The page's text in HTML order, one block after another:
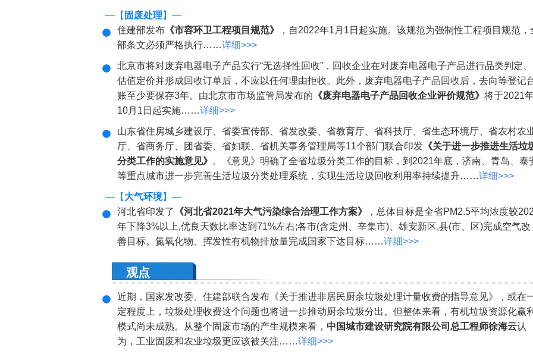
—【 固废处理 】—
住建部发布 《市容环卫工程项目规范》
，自2022年1月1日起实施。该规范为强制性工程项目规范，
部条文必须严格执行……详细>>>
北京市将对废弃电器电子产品实行“无选择性回收”，回收企业在对废弃电器电子产品进行品类判定、
估值定价并形成回收订单后，不应以任何理由拒收。此外，废弃电器电子产品回收后，去向等登记
账至少要保存3年。由北京市市场监管局发布的 《废弃电器电子产品回收企业评价规范》 将于2021
10月1日起实施……详细>>>
山东省住房城乡建设厅、省委宣传部、省发改委、省教育厅、省科技厅、省生态环境厅、省农村农
厅、省商务厅、团省委、省妇联、省机关事务管理局等11个部门联合印发 《关于进一步推进生活垃
分类工作的实施意见》 。《意见》明确了全省垃圾分类工作的目标，到2021年底，济南、青岛、泰
等重点城市进一步完善生活垃圾分类处理系统，实现生活垃圾回收利用率持续提升……详细>>>
—【 大气环境】—
河北省印发了
《河北省2021年大气污染综合治理工作方案》
，总体目标是全省PM2.5平均浓度较
年下降3%以上,优良天数比率达到71%左右;各市(含定州、辛集市)、雄安新区,县(市、区)完成空气改
善目标。氮氧化物、挥发性有机物排放量完成国家下达目标……详细>>>
观点
近期，国家发改委、住建部联合发布《关于推进非居民厨余垃圾处理计量收费的指导意见》，或在
定程度上，垃圾处理收费这个问题也将进一步推动厨余垃圾分出。但整体来看，有机垃圾资源化赢
模式尚未成熟。从整个固废市场的产生规模来看， 中国城市建设研究院有限公司总工程师徐海云认
为，工业固废和农业垃圾更应该被关注……详细>>>